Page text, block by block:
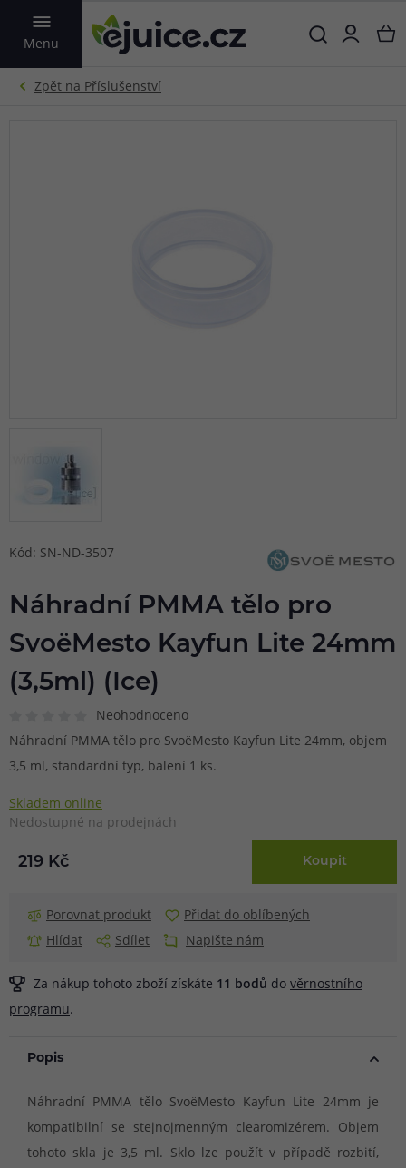
Menu
VYHLEDAT
Kód: SN-ND-3507
Náhradní PMMA tělo pro
SvoëMesto Kayfun Lite 24mm
(3,5ml) (Ice)
Neohodnoceno
Náhradní PMMA tělo pro SvoëMesto Kayfun Lite 24mm, objem
3,5 ml, standardní typ, balení 1 ks.
Skladem online
Nedostupné na prodejnách
219 Kč Koupit
Porovnat produkt
Přidat do oblíbených
Hlídat
Sdílet Napište nám
Za nákup tohoto zboží získáte 11 bodů do věrnostního
programu.
Popis
Náhradní PMMA tělo SvoëMesto Kayfun Lite 24mm je
kompatibilní se stejnojmenným clearomizérem. Objem
tohoto skla je 3,5 ml. Sklo lze použít v případě rozbití,